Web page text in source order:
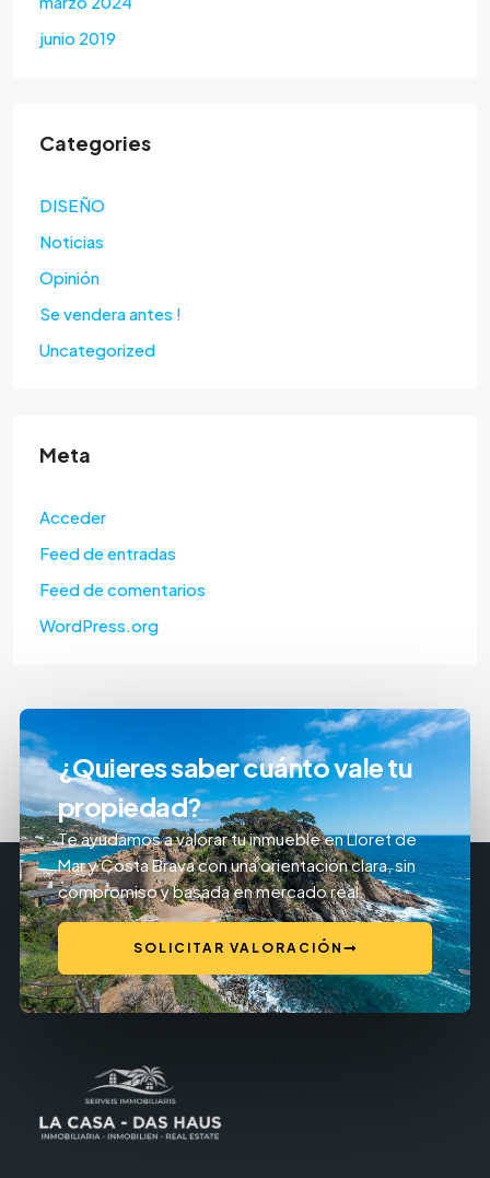
junio 2019
Categories
DISEÑO
Noticias
Opinión
Se vendera antes !
Uncategorized
Meta
Acceder
Feed de entradas
Feed de comentarios
WordPress.org
¿Quieres saber cuánto vale tu
propiedad?
Te ayudamos a valorar tu inmueble en Lloret de
Mar y Costa Brava con una orientación clara, sin
compromiso y basada en mercado real.
SOLICITAR VALORACIÓN